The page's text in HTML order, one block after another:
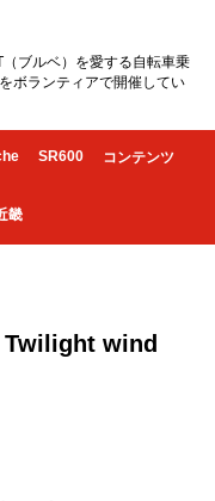
ブルベ）を愛する自転車乗
ボランティアで開催してい
SR600 コンテンツ
畿
Twilight wind